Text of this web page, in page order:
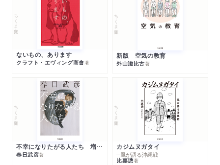
ちくま文庫
ないもの、あります
クラフト・エヴィング商會著
ちくま文庫
新版 空気の教育
外山滋比古著
ちくま文庫
不幸になりたがる人たち 増補新版
春日武彦著
ちくま文庫
カジムヌガタイ
─風が語る沖縄戦
比嘉慂著